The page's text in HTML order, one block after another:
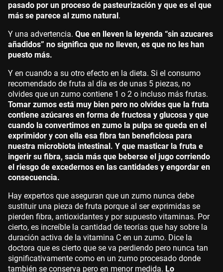
pasado por un proceso de pasteurización y que es el que
más se parece al zumo natural.
Y una advertencia. Que en lleven la leyenda “sin azucares
añadidos” no significa que no lleven, es que no les han
puesto más.
Y en cuando a su otro efecto en la dieta. Si el consumo
recomendado de fruta al día es de unas 5 piezas, no
olvides que un zumo contiene 1 o 2 o incluso más frutas.
Tomar zumos está muy bien pero no olvides que la fruta
contiene azúcares en forma de fructosa y glucosa y que
cuando la convertimos en zumo la pulpa se queda en el
exprimidor y con ella esa fibra tan beneficiosa para
nuestra microbiota intestinal. Y que masticar la fruta e
ingerir su fibra, sacia más que beberse el jugo corriendo
el riesgo de excedernos en las cantidades y engordar en
consecuencia.
Hay expertos que aseguran que un zumo nunca debe
sustituir una pieza de fruta porque al ser exprimidas se
pierden fibra, antioxidantes y por supuesto vitaminas. Por
cierto, es increíble la cantidad de teorías que hay sobre la
duración activa de la vitamina C en un zumo. Dice la
doctora que es cierto que se va perdiendo pero nunca tan
significativamente como en un zumo procesado donde
también se conserva pero en menor medida. Lo